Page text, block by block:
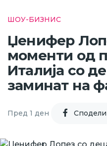
ШОУ-БИЗНИС
Џенифер
моменти од
Италија со
заминат на
Пред 1 ден Cподели